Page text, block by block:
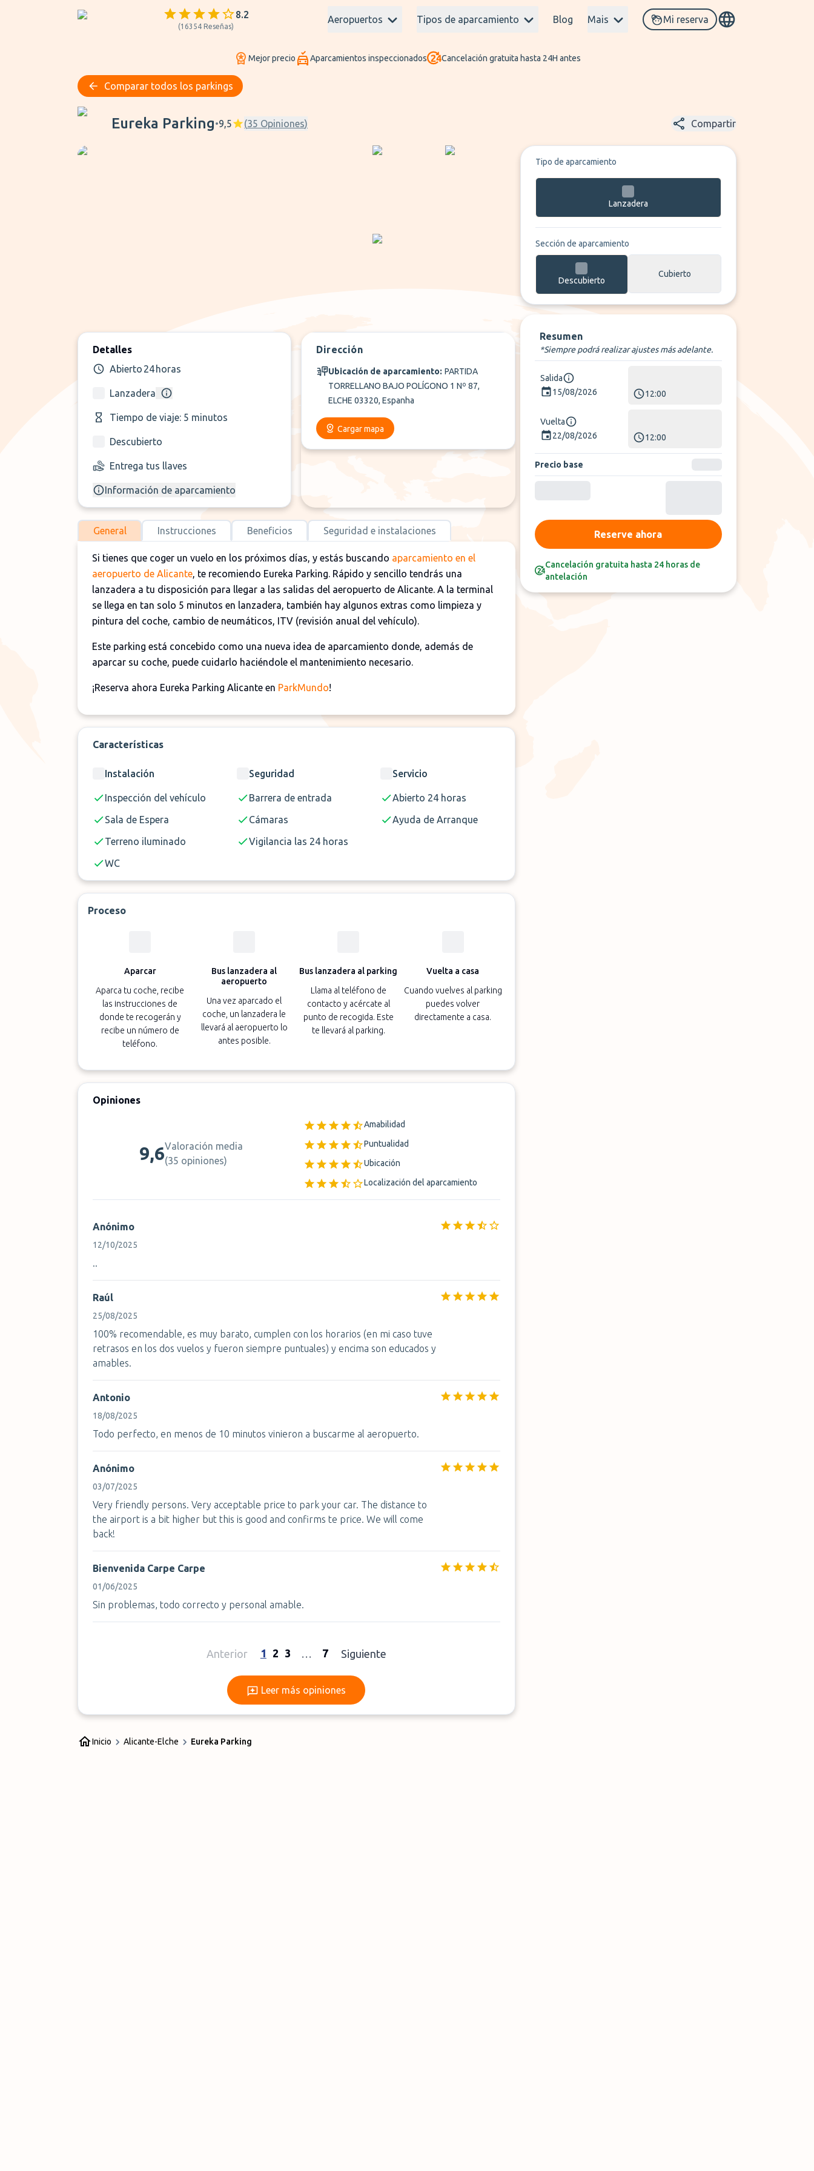
8.2
(16354 Reseñas)
Aeropuertos Tipos de aparcamiento Blog Mais Mi reserva
Mejor precio Aparcamientos inspeccionados Cancelación gratuita hasta 24H antes
Comparar todos los parkings
Eureka Parking
Eureka Parking•9,5 (35 Opiniones) Compartir
Detalles
Abierto 24 horas
Lanzadera
Tiempo de viaje: 5 minutos
Descubierto
Entrega tus llaves
Información de aparcamiento
Dirección
Ubicación de aparcamiento: PARTIDA
TORRELLANO BAJO POLÍGONO 1 Nº 87,
ELCHE 03320, Espanha
Cargar mapa
General Instrucciones Beneficios Seguridad e instalaciones
Si tienes que coger un vuelo en los próximos días, y estás buscando aparcamiento en el
aeropuerto de Alicante, te recomiendo Eureka Parking. Rápido y sencillo tendrás una
lanzadera a tu disposición para llegar a las salidas del aeropuerto de Alicante. A la terminal
se llega en tan solo 5 minutos en lanzadera, también hay algunos extras como limpieza y
pintura del coche, cambio de neumáticos, ITV (revisión anual del vehículo).
Este parking está concebido como una nueva idea de aparcamiento donde, además de
aparcar su coche, puede cuidarlo haciéndole el mantenimiento necesario.
¡Reserva ahora Eureka Parking Alicante en ParkMundo!
Características
Instalación
Inspección del vehículo
Sala de Espera
Terreno iluminado
WC
Seguridad
Barrera de entrada
Cámaras
Vigilancia las 24 horas
Servicio
Abierto 24 horas
Ayuda de Arranque
Proceso
Aparcar
Aparca tu coche, recibe
las instrucciones de
donde te recogerán y
recibe un número de
teléfono.
Bus lanzadera al
aeropuerto
Una vez aparcado el
coche, un lanzadera le
llevará al aeropuerto lo
antes posible.
Bus lanzadera al parking
Llama al teléfono de
contacto y acércate al
punto de recogida. Este
te llevará al parking.
Vuelta a casa
Cuando vuelves al parking
puedes volver
directamente a casa.
Opiniones
9,6Valoración media
(35 opiniones)
Amabilidad
Puntualidad
Ubicación
Localización del aparcamiento
Anónimo
12/10/2025
..
Raúl
25/08/2025
100% recomendable, es muy barato, cumplen con los horarios (en mi caso tuve
retrasos en los dos vuelos y fueron siempre puntuales) y encima son educados y
amables.
Antonio
18/08/2025
Todo perfecto, en menos de 10 minutos vinieron a buscarme al aeropuerto.
Anónimo
03/07/2025
Very friendly persons. Very acceptable price to park your car. The distance to
the airport is a bit higher but this is good and confirms te price. We will come
back!
Bienvenida Carpe Carpe
01/06/2025
Sin problemas, todo correcto y personal amable.
Anterior 1 2 3 … 7 Siguiente
Leer más opiniones
Leer más opiniones
Tipo de aparcamiento
Lanzadera
Sección de aparcamiento
Descubierto
Cubierto
Resumen
*Siempre podrá realizar ajustes más adelante.
Salida
15/08/2026
12:00
Vuelta
22/08/2026
12:00
Precio base
Reserve ahora
Cancelación gratuita hasta 24 horas de
antelación
Inicio Alicante-Elche Eureka Parking